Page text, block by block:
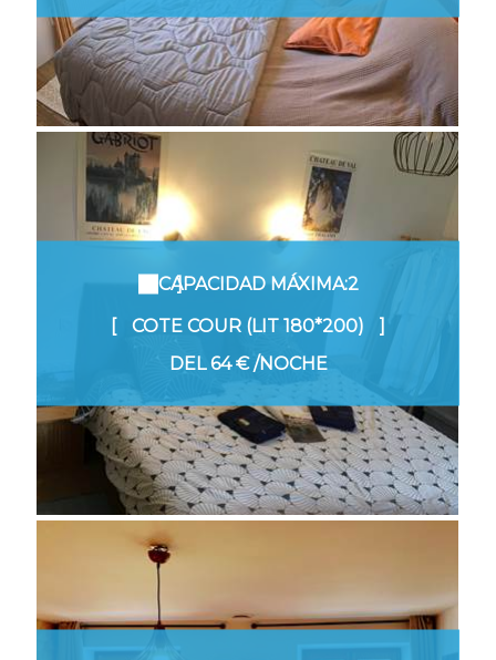
CAPACIDAD MÁXIMA:2
COTE COUR (LIT 180*200)
DEL64 €/NOCHE